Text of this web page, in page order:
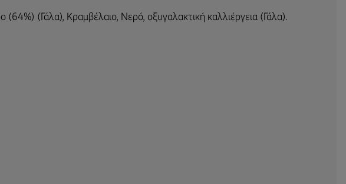
(64%) (Γάλα), Κραμβέλαιο, Νερό, οξυγαλακτική καλλιέργεια (Γάλα).